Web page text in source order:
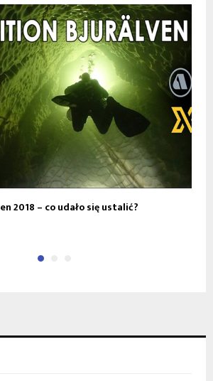
2018 – co udało się ustalić?